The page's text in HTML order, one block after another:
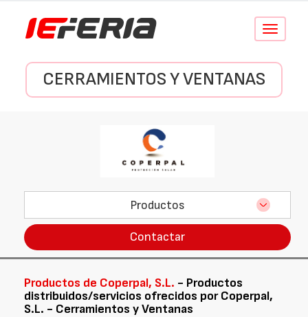
Conmutar
CERRAMIENTOS Y VENTANAS
Productos
Contactar
Productos de Coperpal, S.L. - Productos
distribuidos/servicios ofrecidos por Coperpal,
S.L. - Cerramientos y Ventanas